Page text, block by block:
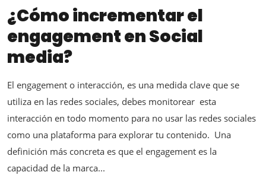
¿Cómo incrementar el
engagement en Social
media?
El engagement o interacción, es una medida clave que se
utiliza en las redes sociales, debes monitorear esta
interacción en todo momento para no usar las redes sociales
como una plataforma para explorar tu contenido. Una
definición más concreta es que el engagement es la
capacidad de la marca...